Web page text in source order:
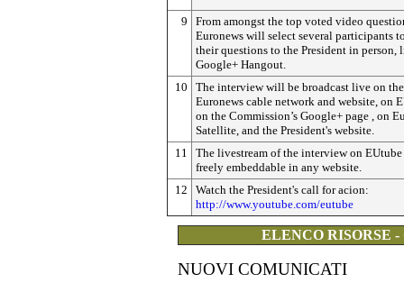
9
From amongst the top voted video
Euronews will select several participants
their questions to the President in person,
Google+ Hangout.
10
The interview will be broadcast live on the
Euronews cable network and website, on
on the Commission’s Google+ page , on
Satellite, and the President's website.
11
The livestream of the interview on
freely embeddable in any website.
12
Watch the President's call for acion:
http://www.youtube.com/eutube
ELENCO RISORSE
NUOVI COMUNICATI